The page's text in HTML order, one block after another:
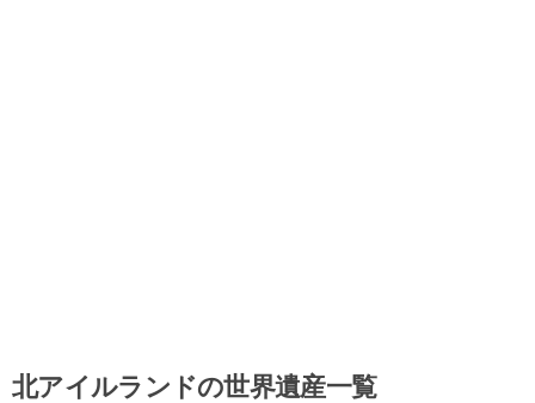
北アイルランドの世界遺産一覧